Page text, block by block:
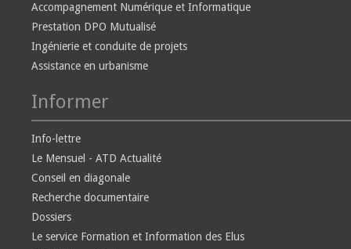
Accompagnement Numérique et Informatique
Prestation DPO Mutualisé
Ingénierie et conduite de projets
Assistance en urbanisme
Informer
Info-lettre
Le Mensuel - ATD Actualité
Conseil en diagonale
Recherche documentaire
Dossiers
Le service Formation et Information des Elus